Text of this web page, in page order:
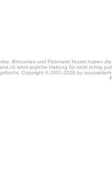
Brocantes und Flohmarkt Nutzer haben
lehnt jegliche Haftung für nicht richtig
Copyright © 2001-2026 by